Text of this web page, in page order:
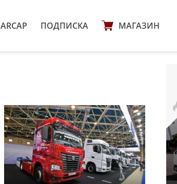
ARCAP ПОДПИСКА МАГАЗИН